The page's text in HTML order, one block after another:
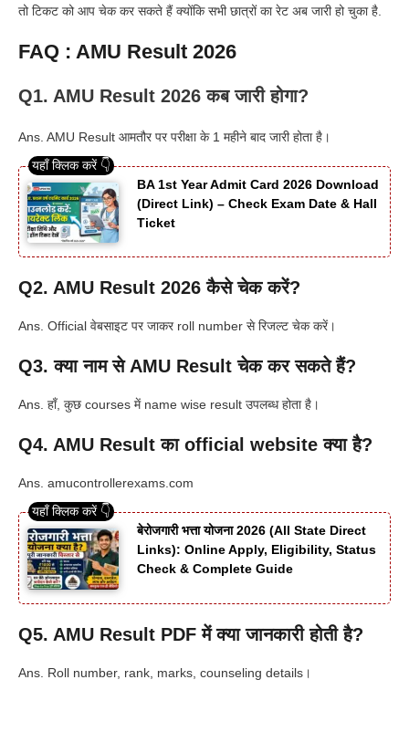
तो टिकट को आप चेक कर सकते हैं क्योंकि सभी छात्रों का रेट अब जारी हो चुका है.
FAQ : AMU Result 2026
Q1. AMU Result 2026 कब जारी होगा?
Ans. AMU Result आमतौर पर परीक्षा के 1 महीने बाद जारी होता है।
BA 1st Year Admit Card 2026 Download
(Direct Link) – Check Exam Date & Hall
Ticket
Q2. AMU Result 2026 कैसे चेक करें?
Ans. Official वेबसाइट पर जाकर roll number से रिजल्ट चेक करें।
Q3. क्या नाम से AMU Result चेक कर सकते हैं?
Ans. हाँ, कुछ courses में name wise result उपलब्ध होता है।
Q4. AMU Result का official website क्या है?
Ans. amucontrollerexams.com
बेरोजगारी भत्ता योजना 2026 (All State Direct
Links): Online Apply, Eligibility, Status
Check & Complete Guide
Q5. AMU Result PDF में क्या जानकारी होती है?
Ans. Roll number, rank, marks, counseling details।